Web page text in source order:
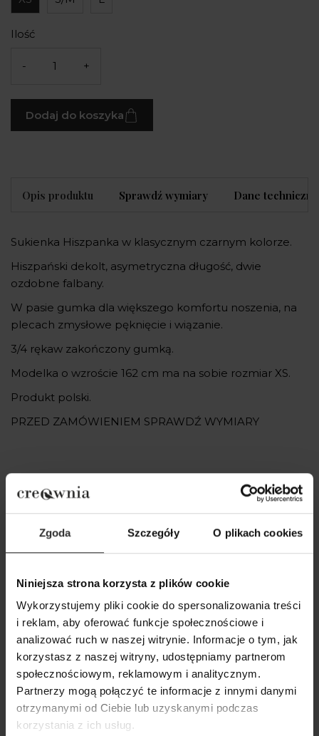
Zgoda Szczegóły O plikach cookies
Niniejsza strona korzysta z plików cookie
Wykorzystujemy pliki cookie do spersonalizowania treści
i reklam, aby oferować funkcje społecznościowe i
analizować ruch w naszej witrynie. Informacje o tym, jak
korzystasz z naszej witryny, udostępniamy partnerom
społecznościowym, reklamowym i analitycznym.
Partnerzy mogą połączyć te informacje z innymi danymi
otrzymanymi od Ciebie lub uzyskanymi podczas
korzystania z ich usług.
Ilość
- +
Dodaj do koszyka
Opis produktu Sprawdź wymiary Dane techniczne
Sukienka Hiszpanka w klasycznym czarnym kolorze.
Hiszpański dekolt, asymetryczna długość, dwie
ozdobne falbany.
W pasie gumka dla większego komfortu noszenia, na
plecach zmysłowe pęknięcie i wiązanie.
3/4 rękaw zakończony gumką.
Modelka o wzroście 162 cm ma na sobie rozmiar XS.
Produkt polski.
PRZED ZAMÓWIENIEM SPRAWDŹ WYMIARY
Popularne produkty